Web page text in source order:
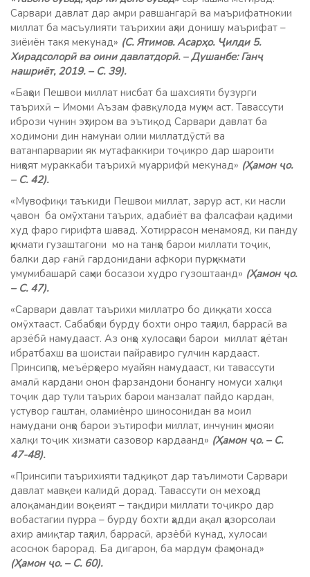
Сарвари давлат дар амри равшангарӣ ва маърифатнокии
миллат ба масъулияти таърихии аҳли донишу маърифат –
зиёиён такя мекунад» (С. Ятимов. Асарҳо. Ҷилди 5.
Хирадсолорӣ ва оини давлатдорӣ. – Душанбе: Ганҷ
нашриёт, 2019. – С. 39).
«Баҳои Пешвои миллат нисбат ба шахсияти бузурги
таърихӣ – Имоми Аъзам фавқулода муҳим аст. Тавассути
ибрози чунин эҳтиром ва эътиқод Сарвари давлат ба
ходимони дин намунаи олии миллатдӯстӣ ва
ватанпарварии як мутафаккири тоҷикро дар шароити
ниҳоят мураккаби таърихӣ муаррифӣ мекунад» (Ҳамон ҷо.
– С. 42).
«Мувофиқи таъкиди Пешвои миллат, зарур аст, ки насли
ҷавон ба омӯхтани таърих, адабиёт ва фалсафаи қадими
худ фаро гирифта шавад. Хотиррасон менамояд, ки панду
ҳикмати гузаштагони мо на танҳо барои миллати тоҷик,
балки дар ғанӣ гардонидани афкори пурҳикмати
умумибашарӣ саҳми босазои худро гузоштаанд» (Ҳамон ҷо.
– С. 47).
«Сарвари давлат таърихи миллатро бо диққати хосса
омӯхтааст. Сабабҳои бурду бохти онро таҳлил, баррасӣ ва
арзёбӣ намудааст. Аз онҳо хулосаҳои барои миллат ҳаётан
ибратбахш ва шоистаи пайравиро гулчин кардааст.
Принсипҳо, меъёрҳоеро муайян намудааст, ки тавассути
амалӣ кардани онон фарзандони бонангу номуси халқи
тоҷик дар тули таърих барои манзалат пайдо кардан,
устувор гаштан, оламиёнро шиносонидан ва моил
намудани онҳо барои эътирофи миллат, инчунин ҳимояи
халқи тоҷик хизмати сазовор кардаанд» (Ҳамон ҷо. – С.
47-48).
«Принсипи таърихияти тадқиқот дар таълимоти Сарвари
давлат мавқеи калидӣ дорад. Тавассути он мехоҳад
алоқамандии воқеият – тақдири миллати тоҷикро дар
вобастагии пурра – бурду бохти ҳадди ақал ҳазорсолаи
ахир амиқтар таҳлил, баррасӣ, арзёбӣ кунад, хулосаи
асоснок барорад. Ба дигарон, ба мардум фаҳмонад»
(Ҳамон ҷо. – С. 60).